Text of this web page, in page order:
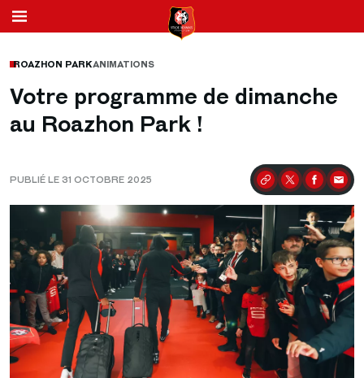
ROAZHON PARKANIMATIONS
Votre programme de dimanche
au Roazhon Park !
PUBLIÉ LE 31 OCTOBRE 2025 Partager